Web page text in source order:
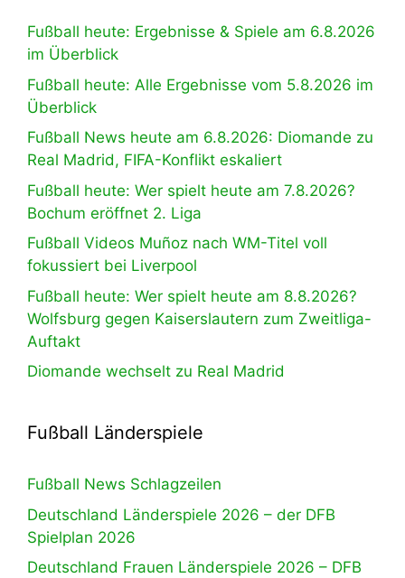
Fußball heute: Ergebnisse & Spiele am 6.8.2026
im Überblick
Fußball heute: Alle Ergebnisse vom 5.8.2026 im
Überblick
Fußball News heute am 6.8.2026: Diomande zu
Real Madrid, FIFA-Konflikt eskaliert
Fußball heute: Wer spielt heute am 7.8.2026?
Bochum eröffnet 2. Liga
Fußball Videos Muñoz nach WM-Titel voll
fokussiert bei Liverpool
Fußball heute: Wer spielt heute am 8.8.2026?
Wolfsburg gegen Kaiserslautern zum Zweitliga-
Auftakt
Diomande wechselt zu Real Madrid
Fußball Länderspiele
Fußball News Schlagzeilen
Deutschland Länderspiele 2026 – der DFB
Spielplan 2026
Deutschland Frauen Länderspiele 2026 – DFB